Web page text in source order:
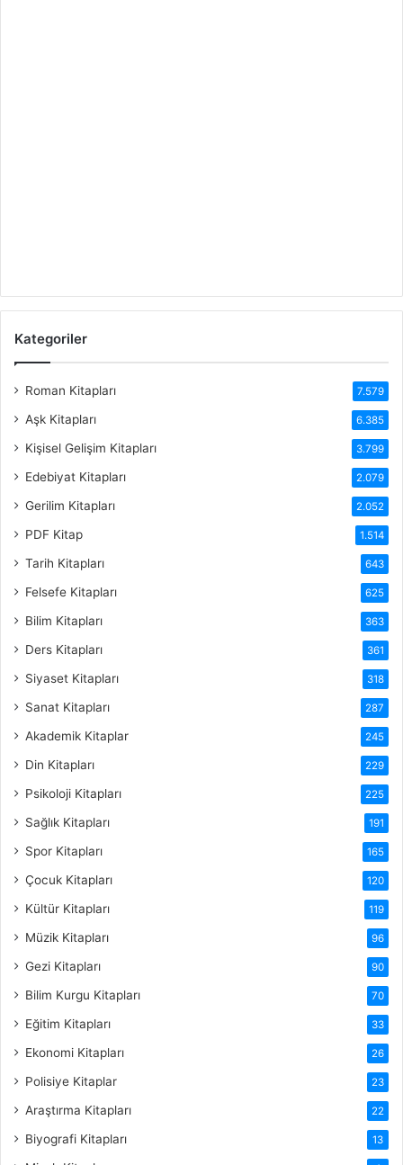
Kategoriler
Roman Kitapları 7.579
Aşk Kitapları 6.385
Kişisel Gelişim Kitapları 3.799
Edebiyat Kitapları 2.079
Gerilim Kitapları 2.052
PDF Kitap 1.514
Tarih Kitapları 643
Felsefe Kitapları 625
Bilim Kitapları 363
Ders Kitapları 361
Siyaset Kitapları 318
Sanat Kitapları 287
Akademik Kitaplar 245
Din Kitapları 229
Psikoloji Kitapları 225
Sağlık Kitapları 191
Spor Kitapları 165
Çocuk Kitapları 120
Kültür Kitapları 119
Müzik Kitapları 96
Gezi Kitapları 90
Bilim Kurgu Kitapları 70
Eğitim Kitapları 33
Ekonomi Kitapları 26
Polisiye Kitaplar 23
Araştırma Kitapları 22
Biyografi Kitapları 13